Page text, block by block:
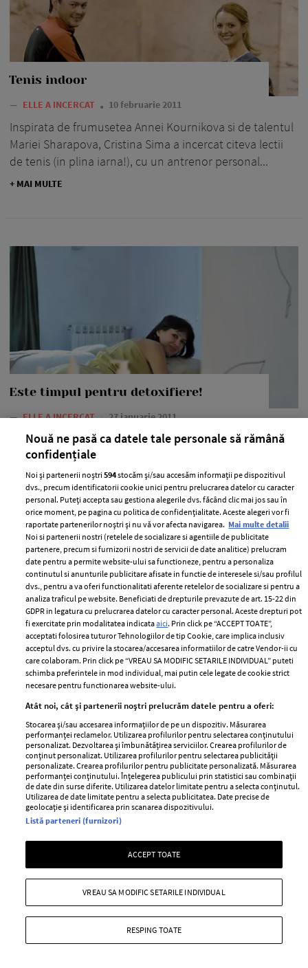
Tenis indoor
— ELLE A INCERCAT 10 februarie 2011
Inspirata de frumusetea Annei Kournikova si de talentul
Mariei Sharapova, Cristina Sima a incercat citeva lectii
de tenis (in plina iarna!), cu un antrenor personal...
+ MAI MULTE
Este timpul pentru detoxifiere!
— ELLE A INCERCAT 27 ianuarie 2011
Cum iti poti purifica organismul, recapata energia,
stralucirea si pofta de viata si sa si slabesti in acelasi
timp? Lioara Bradu are citeva idei, care te vor face sa te
simti ca un star.
+ MAI MULTE
Curs de tango argentinian
ELLE A INCERCAT 13 ianuarie 2011
Daca nu esti tocmai incintata de ideea de a asuda la o
sala de fitness, atunci dezlantuieste-o pe Shakira din
tine si danseaza! Cristina Sima a incercat un curs de
tango argentinian...
+ MAI MULTE
Nouă ne pasă ca datele tale personale să rămână
confidențiale
Noi și partenerii noștri594stocăm și/sau accesăm informații pe dispozitivul
dvs., precum identificatorii cookie unici pentru prelucrarea datelor cu caracter
personal. Puteți accepta sau gestiona alegerile dvs. făcând clic mai jos sau în
orice moment, pe pagina cu politica de confidențialitate. Aceste alegeri vor fi
raportate partenerilor noștri și nu vă vor afecta navigarea. Mai multe detalii
Noi si partenerii nostri (retelele de socializare si agentiile de publicitate
partenere, precum si furnizorii nostri de servicii de date analitice) prelucram
date pentru a permite website-ului sa functioneze, pentru a personaliza
continutul si anunturile publicitare afisate in functie de interesele si/sau profilul
dvs., pentru a va oferi functionalitati aferente retelelor de socializare si pentru a
analiza traficul pe website. Beneficiati de drepturile prevazute de art. 15-22 din
GDPR in legatura cu prelucrarea datelor cu caracter personal. Aceste drepturi pot
fi exercitate prin modalitatea indicataaici. Prin click pe “ACCEPT TOATE”,
acceptati folosirea tuturor Tehnologiilor de tip Cookie, care implica inclusiv
acceptul dvs. cu privire la stocarea/accesarea informatiilor de catre Vendor-ii cu
care colaboram. Prin click pe “VREAU SA MODIFIC SETARILE INDIVIDUAL” puteti
schimba preferintele in mod individual, mai putin cele legate de cookie strict
necesare pentru functionarea website-ului.
Atât noi, cât și partenerii noștri prelucrăm datele pentru a oferi:
Stocarea și/sau accesarea informațiilor de pe un dispozitiv. Măsurarea
performanței reclamelor. Utilizarea profilurilor pentru selectarea conținutului
personalizat. Dezvoltarea și îmbunătățirea serviciilor. Crearea profilurilor de
conținut personalizat. Utilizarea profilurilor pentru selectarea publicității
personalizate. Crearea profilurilor pentru publicitate personalizată. Măsurarea
performanței conținutului. Înțelegerea publicului prin statistici sau combinații
de date din surse diferite. Utilizarea datelor limitate pentru a selecta conținutul.
Utilizarea de date limitate pentru a selecta publicitatea. Date precise de
geolocație și identificarea prin scanarea dispozitivului.
Listă parteneri (furnizori)
ACCEPT TOATE
RESPING TOATE
VREAU SA MODIFIC SETARILE INDIVIDUAL